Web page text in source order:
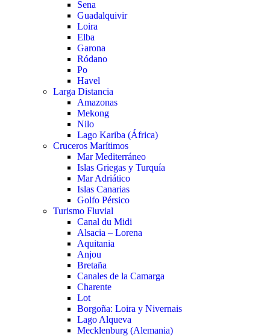
Sena
Guadalquivir
Loira
Elba
Garona
Ródano
Po
Havel
Larga Distancia
Amazonas
Mekong
Nilo
Lago Kariba (África)
Cruceros Marítimos
Mar Mediterráneo
Islas Griegas y Turquía
Mar Adriático
Islas Canarias
Golfo Pérsico
Turismo Fluvial
Canal du Midi
Alsacia – Lorena
Aquitania
Anjou
Bretaña
Canales de la Camarga
Charente
Lot
Borgoña: Loira y Nivernais
Lago Alqueva
Mecklenburg (Alemania)